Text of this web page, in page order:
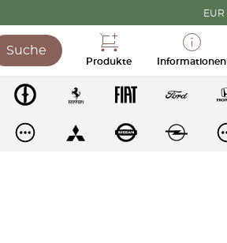
EUR
Suche
Produkte Informationen